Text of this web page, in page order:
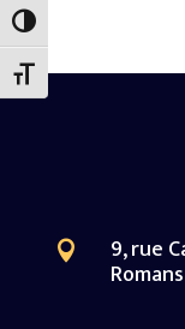
Passer en
Changer la taille
 9, rue